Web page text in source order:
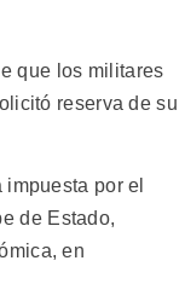
que los militares
reserva de su
por el
de Estado,
en